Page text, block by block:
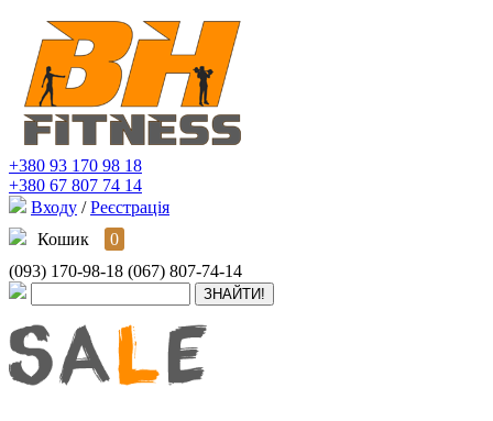
+380 93 170 98 18
+380 67 807 74 14
Входу / Реєстрація
Кошик
0
(093) 170-98-18 (067) 807-74-14